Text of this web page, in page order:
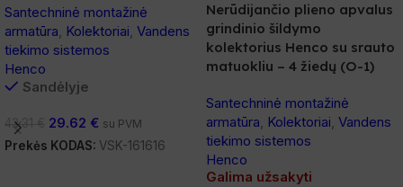
Santechninė montažinė
armatūra Kolektoriai Vandens
tiekimo sistemos
Henco
Sandėlyje
42.31 29.62 € su PVM
Prekės KODAS: VSK-161616
Nerūdijančio plieno apvalus
grindinio šildymo
kolektorius Henco su srauto
matuokliu – 4 žiedų (O-1)
Santechninė montažinė
armatūra, Kolektoriai, Vandens
tiekimo sistemos
Henco
Galima užsakyti